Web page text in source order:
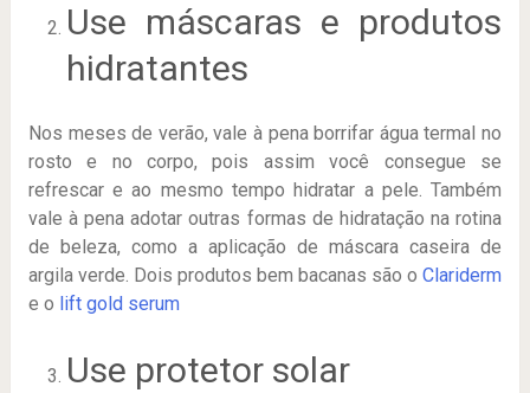
Use máscaras e produtos
hidratantes
Nos meses de verão, vale à pena borrifar água termal no
rosto e no corpo, pois assim você consegue se
refrescar e ao mesmo tempo hidratar a pele. Também
vale à pena adotar outras formas de hidratação na rotina
de beleza, como a aplicação de máscara caseira de
argila verde. Dois produtos bem bacanas são oClariderm
e o lift gold serum
Use protetor solar